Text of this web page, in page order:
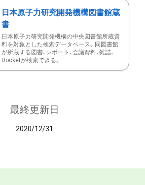
日本原子力研究開発機構図書館蔵
書
日本原子力研究開発機構の中央図書館所蔵資
料を対象とした検索データベース。同図書館
が所蔵する図書、レポート、会議資料、雑誌、
Docketが検索できる。
最終更新日
2020/12/31